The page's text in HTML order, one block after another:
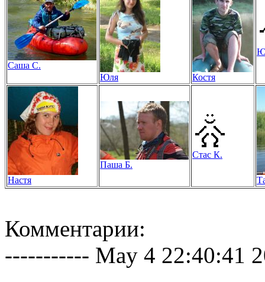
Саша С.
Юля
Костя
Настя
Паша Б.
Стас К.
Комментарии:
----------- May 4 22:40:41